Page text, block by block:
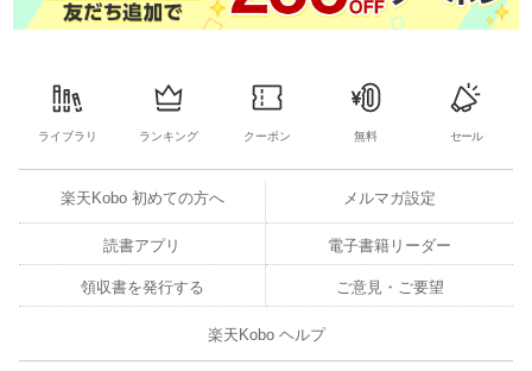
ライブラリ ランキング クーポン 無料 セール
楽天Kobo 初めての方へ メルマガ設定
読書アプリ 電子書籍リーダー
領収書を発行する ご意見・ご要望
楽天Kobo ヘルプ